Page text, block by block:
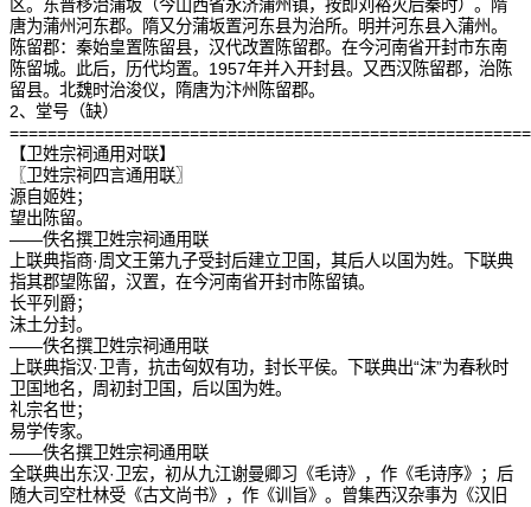
区。东晋移治蒲坂（今山西省永济蒲州镇，按即刘裕灭后秦时）。隋
唐为蒲州河东郡。隋又分蒲坂置河东县为治所。明并河东县入蒲州。
陈留郡：秦始皇置陈留县，汉代改置陈留郡。在今河南省开封市东南
陈留城。此后，历代均置。1957年并入开封县。又西汉陈留郡，治陈
留县。北魏时治浚仪，隋唐为汴州陈留郡。
2、堂号（缺）
【卫姓宗祠通用对联】
〖卫姓宗祠四言通用联〗
源自姬姓；
望出陈留。
——佚名撰卫姓宗祠通用联
上联典指商·周文王第九子受封后建立卫国，其后人以国为姓。下联典
指其郡望陈留，汉置，在今河南省开封市陈留镇。
长平列爵；
沫土分封。
——佚名撰卫姓宗祠通用联
上联典指汉·卫青，抗击匈奴有功，封长平侯。下联典出“沫”为春秋时
卫国地名，周初封卫国，后以国为姓。
礼宗名世；
易学传家。
——佚名撰卫姓宗祠通用联
全联典出东汉·卫宏，初从九江谢曼卿习《毛诗》，作《毛诗序》；后
随大司空杜林受《古文尚书》，作《训旨》。曾集西汉杂事为《汉旧